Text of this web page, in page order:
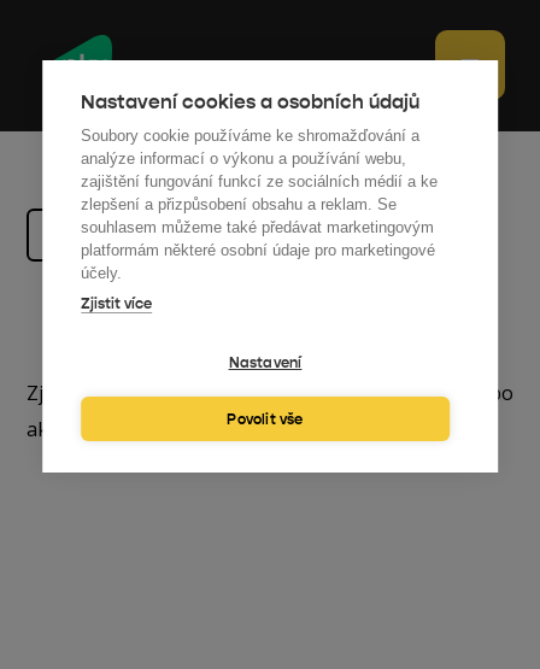
Nastavení cookies a osobních údajů
Soubory cookie používáme ke shromažďování a
analýze informací o výkonu a používání webu,
zajištění fungování funkcí ze sociálních médií a ke
zlepšení a přizpůsobení obsahu a reklam. Se
souhlasem můžeme také předávat marketingovým
platformám některé osobní údaje pro marketingové
účely.
Zjistit více
Nastavení
Povolit vše
Zpátky na rozcestník
Zjistěte více o našem fungování, kolektivu nebo
aktuálnímu dění v naší firmě.